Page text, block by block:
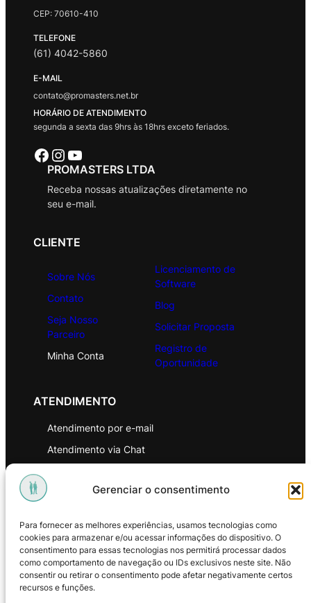
Gerenciar o consentimento
Para fornecer as melhores experiências, usamos tecnologias como
cookies para armazenar e/ou acessar informações do dispositivo. O
consentimento para essas tecnologias nos permitirá processar dados
como comportamento de navegação ou IDs exclusivos neste site. Não
consentir ou retirar o consentimento pode afetar negativamente certos
recursos e funções.
CEP: 70610-410
TELEFONE
(61) 4042-5860
E-MAIL
contato@promasters.net.br
HORÁRIO DE ATENDIMENTO
segunda a sexta das 9hrs às 18hrs exceto feriados.
Facebook Instagram Youtube
PROMASTERS LTDA
Receba nossas atualizações diretamente no
seu e-mail.
CLIENTE
Sobre Nós
Contato
Seja Nosso
Parceiro
Minha Conta
Licenciamento de
Software
Blog
Solicitar Proposta
Registro de
Oportunidade
ATENDIMENTO
Atendimento por e-mail
Atendimento via Chat
Política de Privacidade
Política de Troca e Devoluções
Política de Reembolso